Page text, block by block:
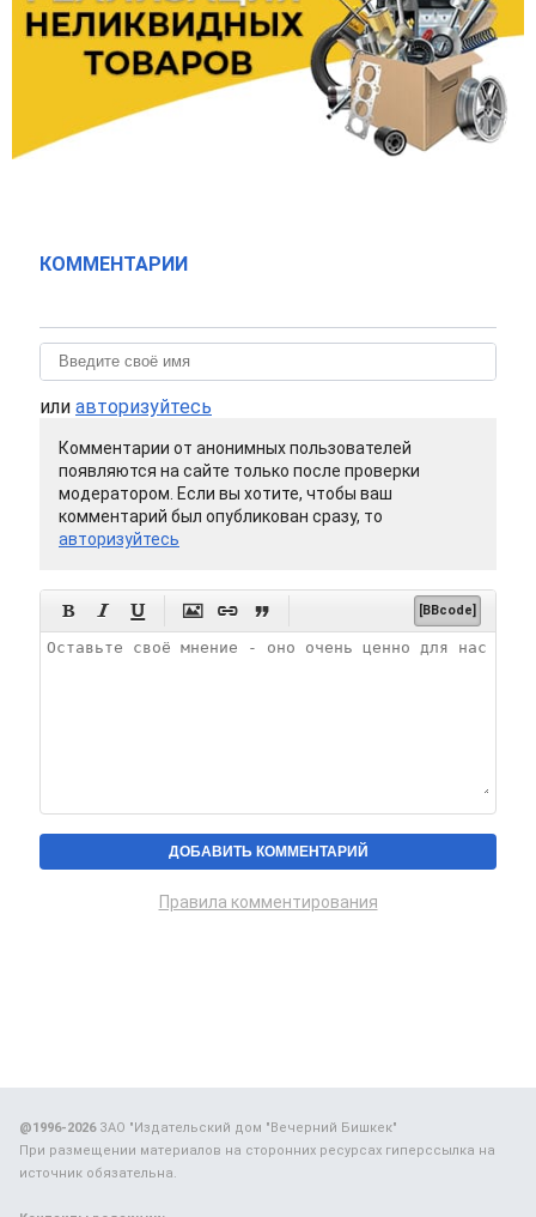
КОММЕНТАРИИ
или авторизуйтесь
Комментарии от анонимных пользователей
появляются на сайте только после проверки
модератором. Если вы хотите, чтобы ваш
комментарий был опубликован сразу, то
авторизуйтесь
      [BBcode]
Правила комментирования
@1996-2026ЗАО "Издательский дом "Вечерний Бишкек"
При размещении материалов на сторонних ресурсах гиперссылка на
источник обязательна.